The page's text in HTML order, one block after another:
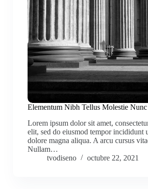
Elementum Nibh Tellus Molestie Nunc
Lorem ipsum dolor sit amet,
elit, sed do eiusmod tempor incididunt
dolore magna aliqua. A arcu cursus
Nullam…
tvodiseno
octubre 22, 2021